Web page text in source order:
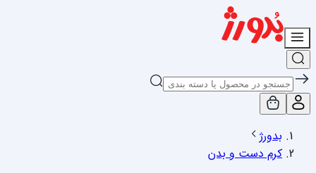
بدورژ
کرم دست و بدن